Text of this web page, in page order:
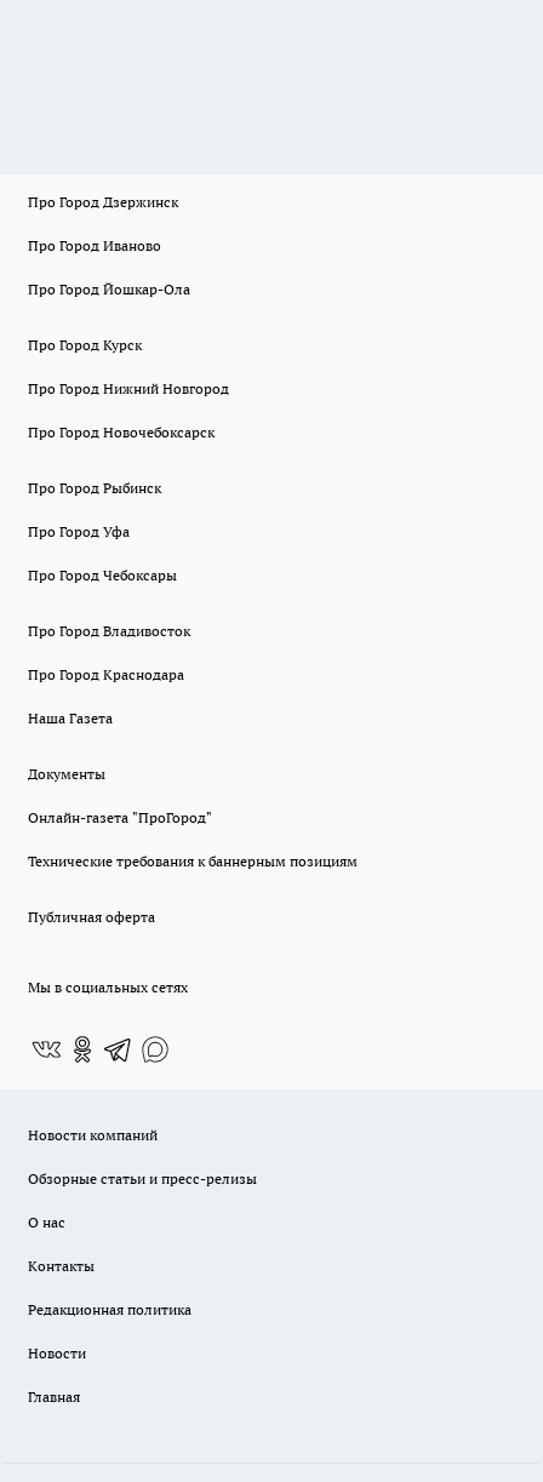
Про Город Дзержинск
Про Город Иваново
Про Город Йошкар-Ола
Про Город Курск
Про Город Нижний Новгород
Про Город Новочебоксарск
Про Город Рыбинск
Про Город Уфа
Про Город Чебоксары
Про Город Владивосток
Про Город Краснодара
Наша Газета
Документы
Онлайн-газета "ПроГород"
Технические требования к баннерным позициям
Публичная оферта
Мы в социальных сетях
Новости компаний
Обзорные статьи и пресс-релизы
О нас
Контакты
Редакционная политика
Новости
Главная